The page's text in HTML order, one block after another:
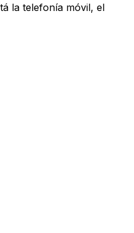
la telefonía móvil, el